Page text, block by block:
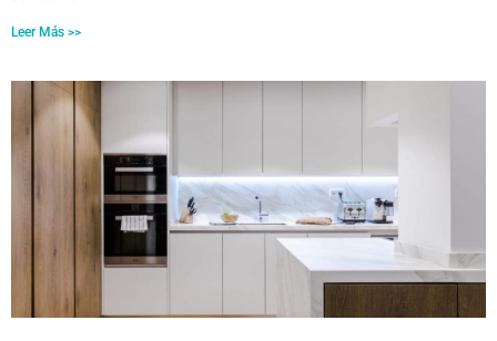
Leer Más >>